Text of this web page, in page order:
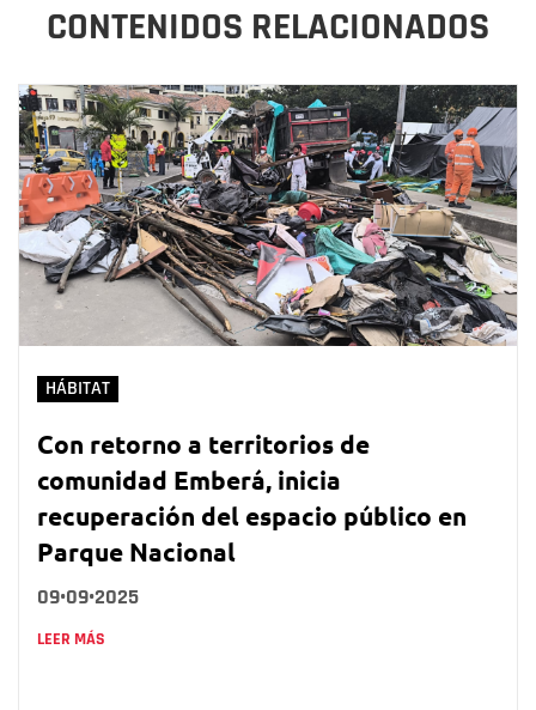
CONTENIDOS RELACIONADOS
HÁBITAT
Con retorno a territorios de
comunidad Emberá, inicia
recuperación del espacio público en
Parque Nacional
09•09•2025
LEER MÁS